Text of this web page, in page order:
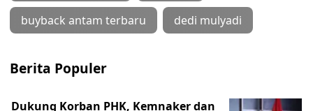
buyback antam terbaru dedi mulyadi
Berita Populer
Dukung Korban PHK, Kemnaker dan